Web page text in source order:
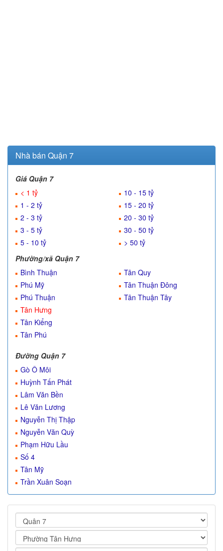
Nhà bán Quận 7
Giá Quận 7
< 1 tỷ
1 - 2 tỷ
2 - 3 tỷ
3 - 5 tỷ
5 - 10 tỷ
10 - 15 tỷ
15 - 20 tỷ
20 - 30 tỷ
30 - 50 tỷ
> 50 tỷ
Phường/xã Quận 7
Bình Thuận
Phú Mỹ
Phú Thuận
Tân Hưng
Tân Kiểng
Tân Phú
Tân Quy
Tân Thuận Đông
Tân Thuận Tây
Đường Quận 7
Gò Ô Môi
Huỳnh Tấn Phát
Lâm Văn Bền
Lê Văn Lương
Nguyễn Thị Thập
Nguyễn Văn Quỳ
Phạm Hữu Lầu
Số 4
Tân Mỹ
Trần Xuân Soạn